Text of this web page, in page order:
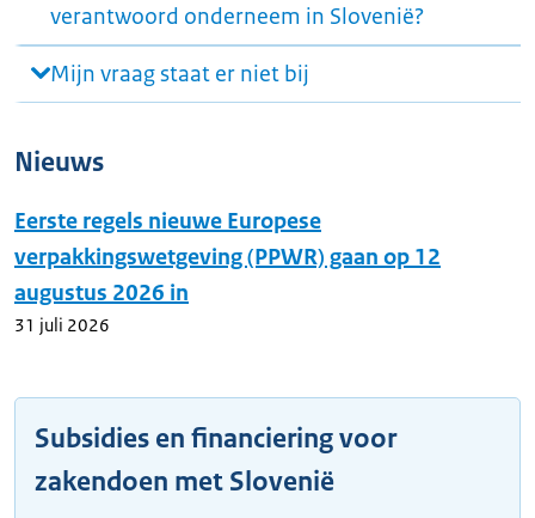
verantwoord onderneem in Slovenië?
Mijn vraag staat er niet bij
Nieuws
Eerste regels nieuwe Europese
verpakkingswetgeving (PPWR) gaan op 12
augustus 2026 in
31 juli 2026
Subsidies en financiering voor
zakendoen met Slovenië